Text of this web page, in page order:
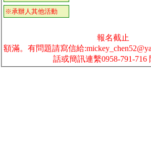
※承辦人其他活動
報名截止
額滿。有問題請寫信給
話或簡訊連繫0958-791-716